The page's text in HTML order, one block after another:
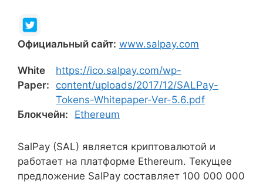
Официальный сайт: www.salpay.com
White
Paper:
https://ico.salpay.com/wp-
content/uploads/2017/12/SALPay-
Tokens-Whitepaper-Ver-5.6.pdf
Блокчейн:
Ethereum
SalPay (SAL) является криптовалютой и
работает на платформе Ethereum. Текущее
предложение SalPay составляет 100 000 000